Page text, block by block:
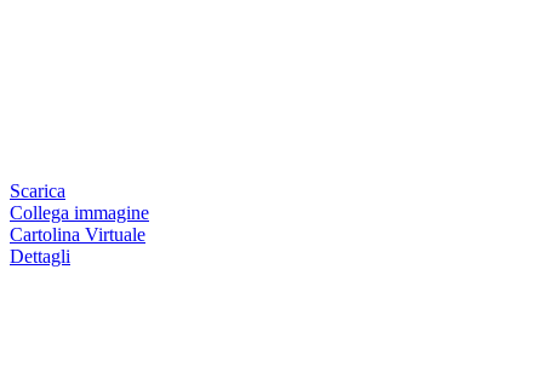
Scarica
Collega immagine
Cartolina Virtuale
Dettagli